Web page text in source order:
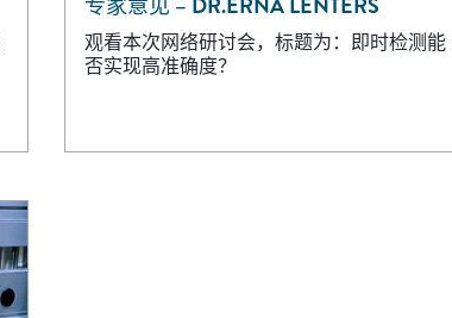
观看本次网络研讨会，标题为：即时检测能
否实现高准确度？